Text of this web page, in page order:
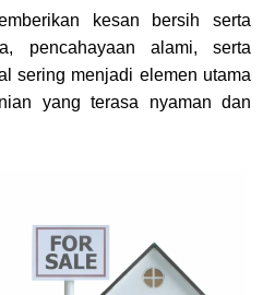
kesan bersih serta
pencahayaan alami, serta
sering menjadi elemen utama
yang terasa nyaman dan